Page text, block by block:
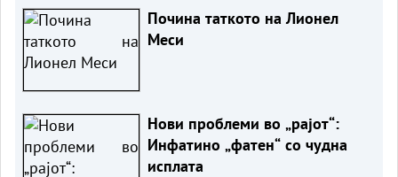
Почина таткото на Лионел
Меси
Нови проблеми во „рајот“:
Инфатино „фатен“ со чудна
исплата